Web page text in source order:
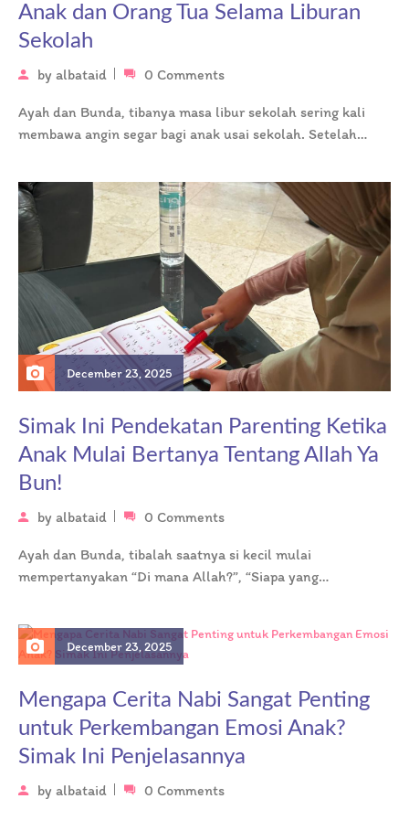
Anak dan Orang Tua Selama Liburan
Sekolah
by albataid 0 Comments
Ayah dan Bunda, tibanya masa libur sekolah sering kali
membawa angin segar bagi anak usai sekolah. Setelah
December 23, 2025
Simak Ini Pendekatan Parenting Ketika
Anak Mulai Bertanya Tentang Allah Ya
Bun!
by albataid 0 Comments
Ayah dan Bunda, tibalah saatnya si kecil mulai
mempertanyakan “Di mana Allah?”, “Siapa yang
December 23, 2025
Mengapa Cerita Nabi Sangat Penting
untuk Perkembangan Emosi Anak?
Simak Ini Penjelasannya
by albataid 0 Comments